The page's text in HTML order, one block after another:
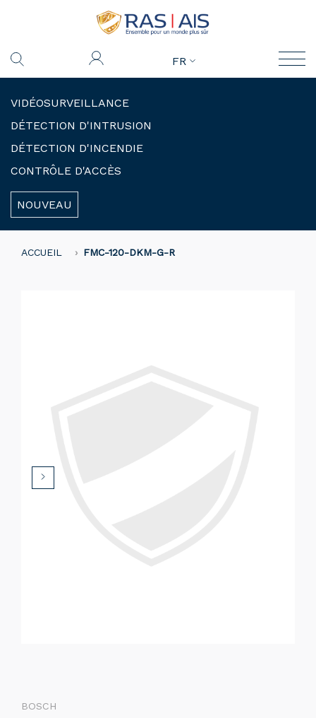
FR
VIDÉOSURVEILLANCE
DÉTECTION D'INTRUSION
DÉTECTION D'INCENDIE
CONTRÔLE D'ACCÈS
NOUVEAU
ACCUEIL FMC-120-DKM-G-R
BOSCH